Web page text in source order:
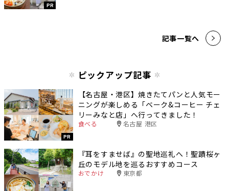
PR
記事一覧へ
ピックアップ記事
PR
【名古屋・港区】焼きたてパンと人気モー
ニングが楽しめる「ベーク&コーヒー チェ
リーみなと店」へ行ってきました！
食べる 名古屋 港区
『耳をすませば』の聖地巡礼へ！聖蹟桜ヶ
丘のモデル地を巡るおすすめコース
おでかけ 東京都